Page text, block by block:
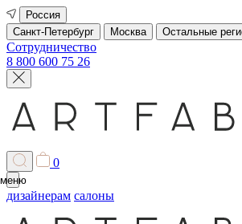
Россия
Санкт-Петербург
Москва Остальные
Сотрудничество
8 800 600 75 26
0
меню
дизайнерам салоны